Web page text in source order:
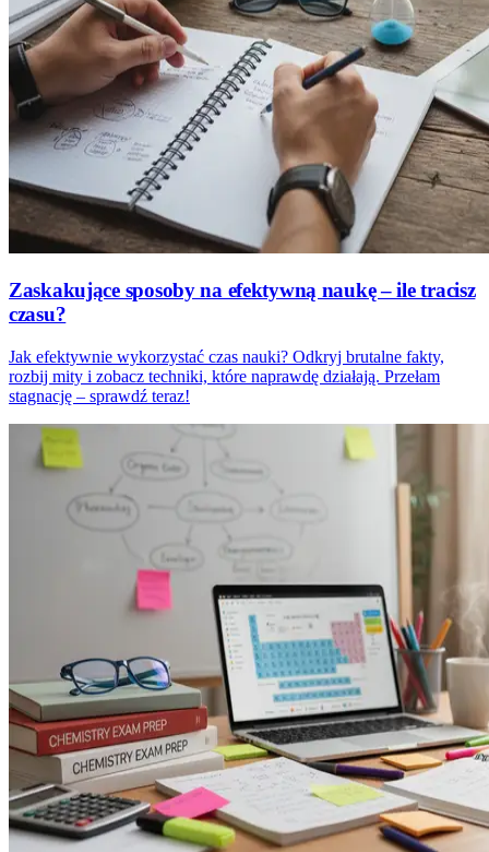
Zaskakujące sposoby na efektywną naukę – ile tracisz
czasu?
Jak efektywnie wykorzystać czas nauki? Odkryj brutalne fakty,
rozbij mity i zobacz techniki, które naprawdę działają. Przełam
stagnację – sprawdź teraz!